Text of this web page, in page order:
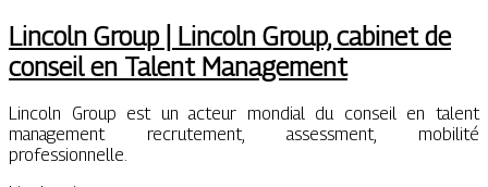
Lincoln Group | Lincoln Group, cabinet de
conseil en Talent Management
Lincoln Group est un acteur mondial du conseil en talent
management recrutement, assessment, mobilité
professionnelle.